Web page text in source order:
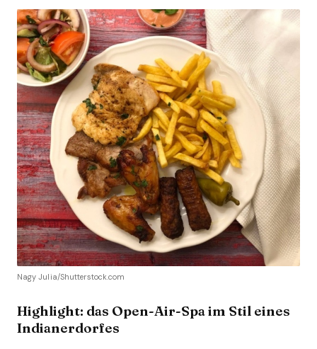
Nagy Julia/Shutterstock.com
Highlight: das Open-Air-Spa im Stil eines
Indianerdorfes